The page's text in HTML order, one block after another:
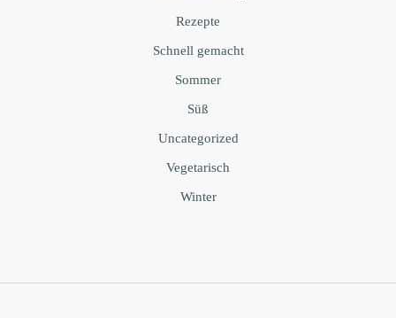
Rezepte
Schnell gemacht
Sommer
Süß
Uncategorized
Vegetarisch
Winter